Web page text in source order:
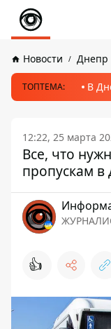
Новости Днепр
ТОПТЕМА: В
12:22, 25 марта
Все, что
пропускам в
👍